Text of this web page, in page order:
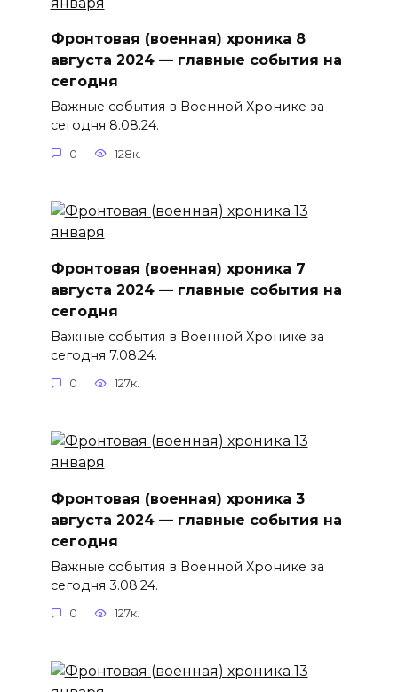
Фронтовая (военная) хроника 8
августа 2024 — главные события на
сегодня
Важные события в Военной Хронике за
сегодня 8.08.24.
0 128к.
Фронтовая (военная) хроника 7
августа 2024 — главные события на
сегодня
Важные события в Военной Хронике за
сегодня 7.08.24.
0 127к.
Фронтовая (военная) хроника 3
августа 2024 — главные события на
сегодня
Важные события в Военной Хронике за
сегодня 3.08.24.
0 127к.